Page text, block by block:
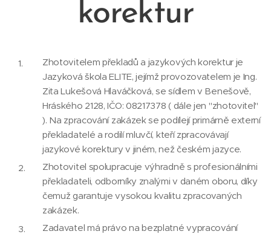
korektur
Zhotovitelem překladů a jazykových korektur je
Jazyková škola ELITE, jejímž provozovatelem je Ing.
Zita Lukešová Hlaváčková, se sídlem v Benešově,
Hráského 2128, IČO: 08217378 ( dále jen "zhotovitel"
). Na zpracování zakázek se podílejí primárně externí
překladatelé a rodilí mluvčí, kteří zpracovávají
jazykové korektury v jiném, než českém jazyce.
Zhotovitel spolupracuje výhradně s profesionálními
překladateli, odborníky znalými v daném oboru, díky
čemuž garantuje vysokou kvalitu zpracovaných
zakázek.
Zadavatel má právo na bezplatné vypracování